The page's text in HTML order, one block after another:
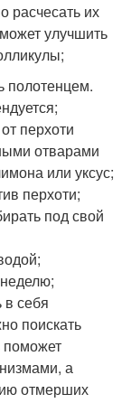
расчесать их
улучшить
полотенцем.
перхоти
отварами
или уксус;
перхоти;
под свой
себя
поискать
а
отмерших